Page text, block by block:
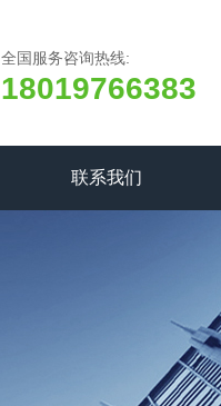
全国服务咨询热线:
18019766383
联系我们